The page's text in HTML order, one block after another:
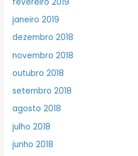
janeiro 2019
dezembro 2018
novembro 2018
outubro 2018
setembro 2018
agosto 2018
julho 2018
junho 2018